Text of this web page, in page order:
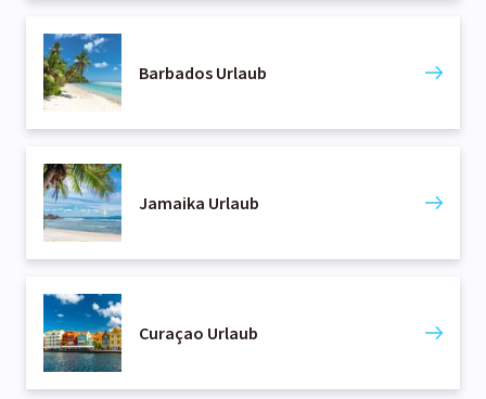
Barbados Urlaub
Jamaika Urlaub
Curaçao Urlaub